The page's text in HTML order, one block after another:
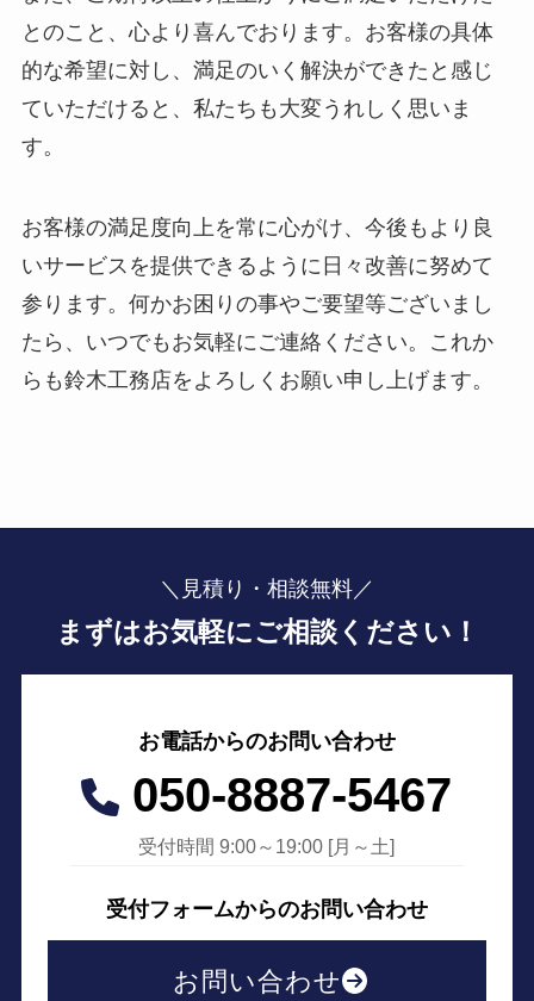
とのこと、心より喜んでおります。お客様の具体
的な希望に対し、満足のいく解決ができたと感じ
ていただけると、私たちも大変うれしく思いま
す。
お客様の満足度向上を常に心がけ、今後もより良
いサービスを提供できるように日々改善に努めて
参ります。何かお困りの事やご要望等ございまし
たら、いつでもお気軽にご連絡ください。これか
らも鈴木工務店をよろしくお願い申し上げます。
＼見積り・相談無料／
まずはお気軽にご相談ください！
お電話からのお問い合わせ
050-8887-5467
受付時間 9:00～19:00 [月～土]
受付フォームからのお問い合わせ
お問い合わせ